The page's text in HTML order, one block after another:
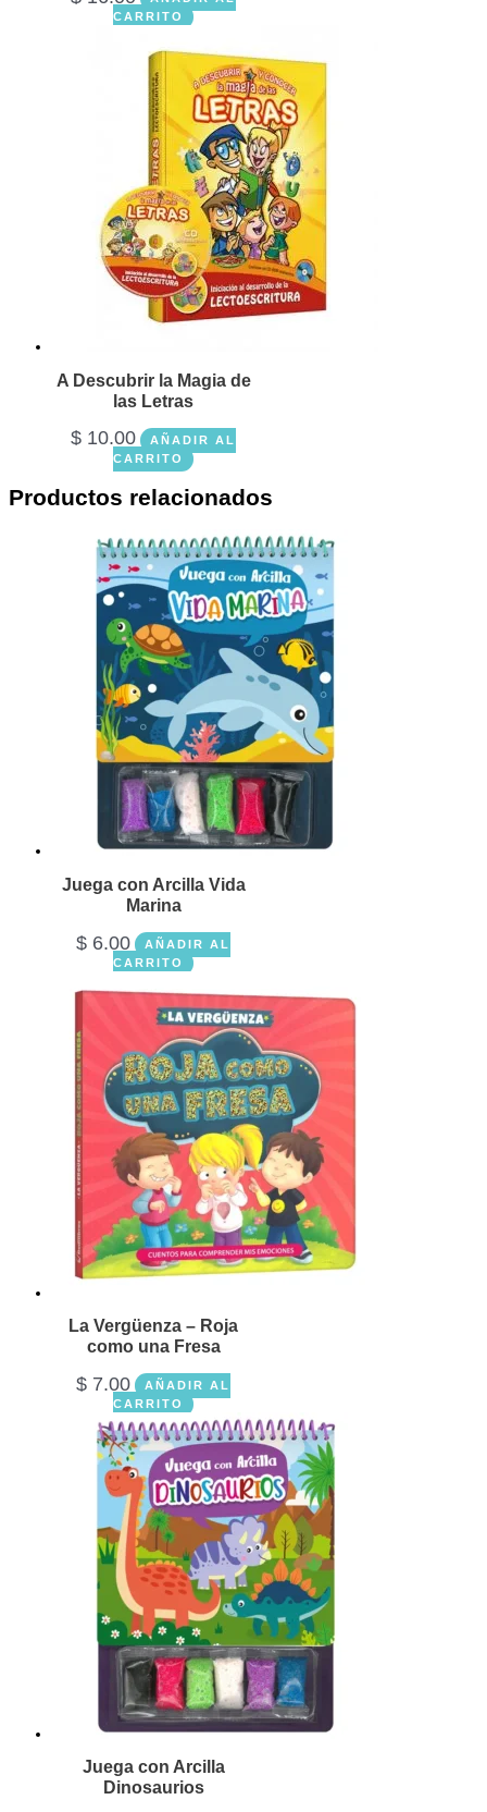
CARRITO
A Descubrir la Magia de
las Letras
$ 10.00
AÑADIR AL
CARRITO
Productos relacionados
Juega con Arcilla Vida
Marina
$ 6.00
AÑADIR AL
CARRITO
La Vergüenza – Roja
como una Fresa
$ 7.00
AÑADIR AL
CARRITO
Juega con Arcilla
Dinosaurios